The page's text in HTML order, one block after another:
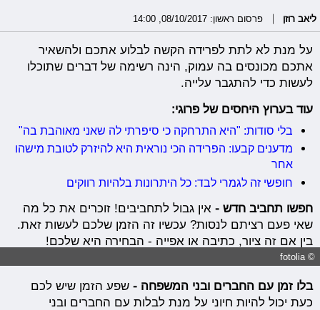
ליאב רוזן פרסום ראשון: 08/10/2017, 14:00
על מנת לא לתת לפרידה הקשה לבלוע אתכם ולהשאיר
אתכם מכונסים בה עמוק, הינה רשימה של דברים שתוכלו
לעשות כדי להתגבר עלייה.
עוד בערוץ היחסים של פרוגי:
בלי סודות: "היא התרחקה כי סיפרתי לה שאני מאוהבת בה"
מדענים קבעו: הפרידה הכי נוראית היא להיזרק לטובת מישהו
אחר
חופשי זה לגמרי לבד: כל היתרונות בלהיות רווקים
חפשו תחביב חדש - אין גבול לתחביבים! זוכרים את כל מה
שאי פעם רציתם לנסות? עכשיו זה הזמן שלכם לעשות זאת.
בין אם זה ציור, כתיבה או אפייה - הבחירה היא שלכם!
© fotolia
בלו זמן עם החברים ובני המשפחה -שפע הזמן שיש לכם
כעת יכול להיות חיוני על מנת לבלות עם החברים ובני